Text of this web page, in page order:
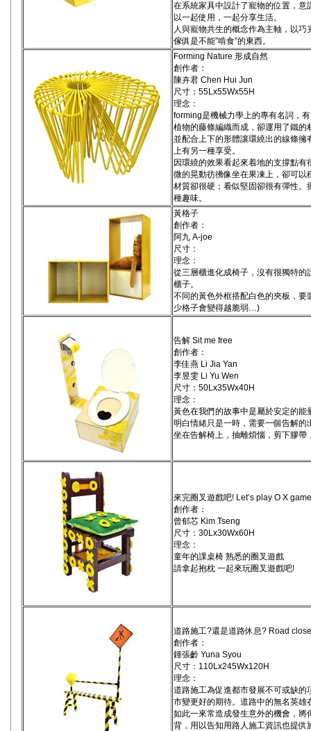
在系統家具中設計了寵物的位置，
以一起使用，一起分享生活。
人與寵物共生的概念作為主軸，以
傢俱是不能”啃食”的東西。
Forming Nature 形成自然
創作者：
陳卉君 Chen Hui Jun
尺寸：55Lx55Wx55H
理念：
forming是機械力學上的專有名詞，
植物的藤條編織而成，卻運用了鐵
並配合上下的形體讓環繞出的線條
上有另一種享受。
因環繞的效果看起來着地的支撐點
微的晃動彷彿像坐在果凍上，卻可
材質卻很硬；看似堅固卻很有彈性
種趣味。
黃格子
創作者：
阿九 A-joe
尺寸：
理念：
從三層櫃進化成椅子，沒有很獨特
櫃子。
不同的黃色外框搭配白色的夾板，
少格子會變得越脆弱…)
告解 Sit me free
創作者：
李佳燕 Li Jia Yan
李昱雯 Li Yu Wen
尺寸：50Lx35Wx40H
理念：
黃色在我們的故事中是屬於安定的
明白情緒只是一時，需要一個告解的
坐在告解椅上，抽離煩惱，剪下膠帶
來完圈叉遊戲吧! Let’s play O X
創作者：
曾郁芯 Kim Tseng
尺寸：30Lx30Wx60H
理念：
童年的課桌椅 熟悉的圈叉遊戲
請拿起抱枕 一起來玩圈叉遊戲吧!
道路施工?還是道路休息? Road
創作者：
鍾張齡 Yuna Syou
尺寸：110Lx245Wx120H
理念：
道路施工為促進都市發展不可或缺
市變更好的期待。道路中的無名英
如此一來常造成發生意外的機會，
背，用以告知用路人施工資訊也提供